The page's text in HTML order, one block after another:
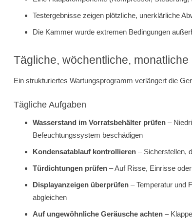
Testergebnisse zeigen plötzliche, unerklärliche
Die Kammer wurde extremen Bedingungen
Tägliche, wöchentliche,
Ein strukturiertes Wartungsprogramm verlängert die
Tägliche Aufgaben
Wasserstand im Vorratsbehälter prüfen –
Befeuchtungssystem beschädigen
Kondensatablauf kontrollieren – Sicherstellen,
Türdichtungen prüfen – Auf Risse, Einrisse
Displayanzeigen überprüfen – Temperatur und
abgleichen
Auf ungewöhnliche Geräusche achten –